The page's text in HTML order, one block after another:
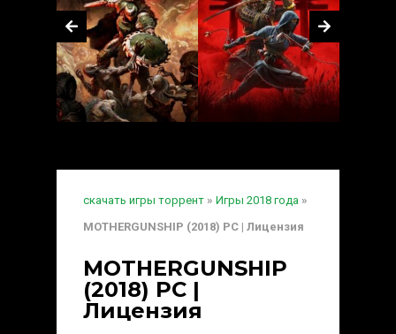
скачать игры торрент » Игры 2018 года »
MOTHERGUNSHIP (2018) PC | Лицензия
MOTHERGUNSHIP
(2018) PC |
Лицензия